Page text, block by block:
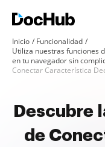
Inicio
Funcionalidad
Utiliza nuestras funciones
en tu navegador sin
Conectar Característica
Descubre
de